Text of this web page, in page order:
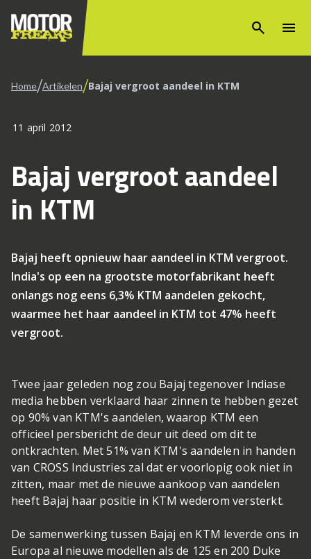
search menu
Home/Artikelen/Bajaj vergroot aandeel in KTM
11 april 2012
Bajaj vergroot aandeel
in KTM
Bajaj heeft opnieuw haar aandeel in KTM vergroot.
India's op een na grootste motorfabrikant heeft
onlangs nog eens 6,3% KTM aandelen gekocht,
waarmee het haar aandeel in KTM tot 47% heeft
vergroot.
Twee jaar geleden nog zou Bajaj tegenover Indiase
media hebben verklaard haar zinnen te hebben gezet
op 90% van KTM's aandelen, waarop KTM een
officieel persbericht de deur uit deed om dit te
ontkrachten. Met 51% van KTM's aandelen in handen
van CROSS Industries zal dat er voorlopig ook niet in
zitten, maar met de nieuwe aankoop van aandelen
heeft Bajaj haar positie in KTM wederom versterkt.
De samenwerking tussen Bajaj en KTM leverde ons in
Europa al nieuwe modellen als de 125 en 200 Duke